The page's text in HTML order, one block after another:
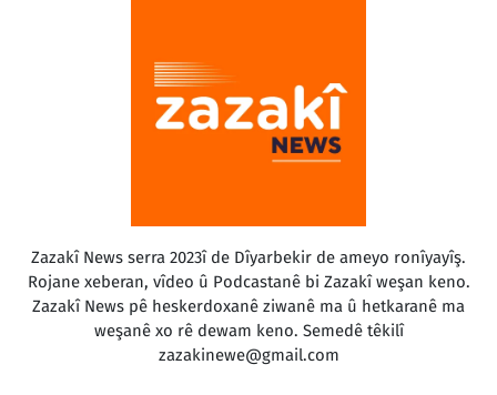
Zazakî News serra 2023î de Dîyarbekir de ameyo ronîyayîş.
Rojane xeberan, vîdeo û Podcastanê bi Zazakî weşan keno.
Zazakî News pê heskerdoxanê ziwanê ma û hetkaranê ma
weşanê xo rê dewam keno. Semedê têkilî
zazakinewe@gmail.com